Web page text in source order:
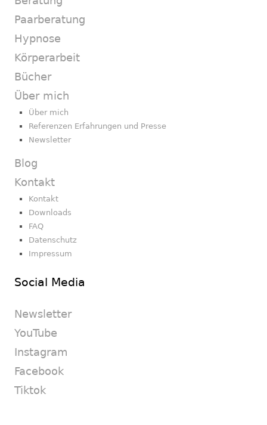
Paarberatung
Hypnose
Körperarbeit
Bücher
Über mich
Über mich
Referenzen Erfahrungen und Presse
Newsletter
Blog
Kontakt
Kontakt
Downloads
FAQ
Datenschutz
Impressum
Social Media
Newsletter
YouTube
Instagram
Facebook
Tiktok